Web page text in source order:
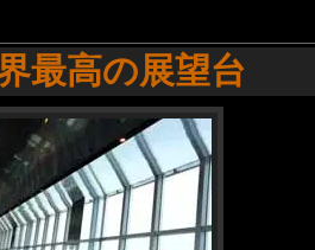
最高の展望台